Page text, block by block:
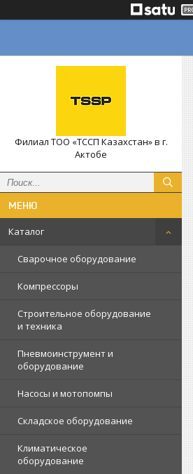
Филиал ТОО «ТССП Казахстан» в г.
Актобе
Каталог
Сварочное оборудование
Компрессоры
Строительное оборудование
и техника
Пневмоинструмент и
оборудование
Насосы и мотопомпы
Складское оборудование
Климатическое
оборудование